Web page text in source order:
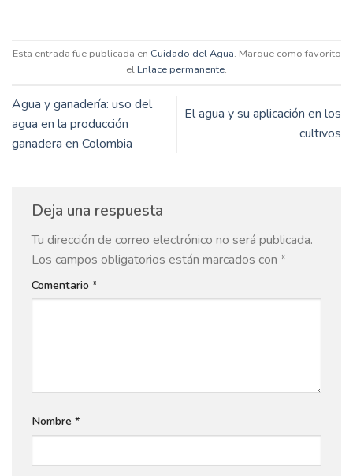
Esta entrada fue publicada en Cuidado del Agua. Marque como favorito
el Enlace permanente.
Agua y ganadería: uso del
agua en la producción
ganadera en Colombia
El agua y su aplicación en los
cultivos
Deja una respuesta
Tu dirección de correo electrónico no será publicada.
Los campos obligatorios están marcados con *
Comentario *
Nombre *